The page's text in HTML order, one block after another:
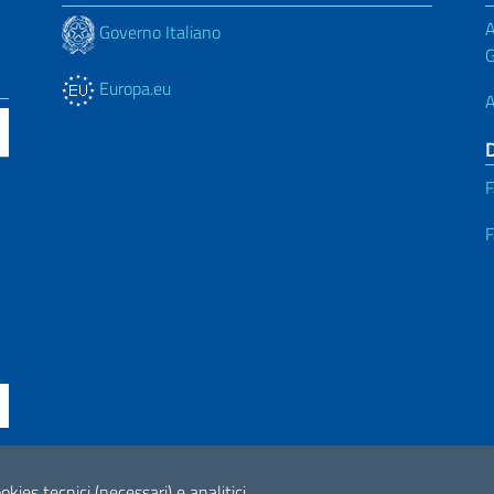
Governo Italiano
Europa.eu